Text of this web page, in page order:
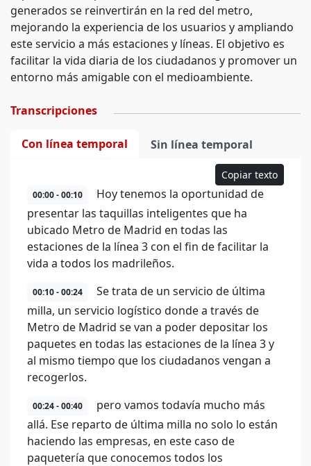
generados se reinvertirán en la red del metro,
mejorando la experiencia de los usuarios y ampliando
este servicio a más estaciones y líneas. El objetivo es
facilitar la vida diaria de los ciudadanos y promover un
entorno más amigable con el medioambiente.
Transcripciones
Con línea temporal Sin línea temporal
Copiar texto
00:00 - 00:10
Hoy tenemos la oportunidad de
presentar las taquillas inteligentes que ha
ubicado Metro de Madrid en todas las
estaciones de la línea 3 con el fin de facilitar la
vida a todos los madrileños.
00:10 - 00:24
Se trata de un servicio de última
milla, un servicio logístico donde a través de
Metro de Madrid se van a poder depositar los
paquetes en todas las estaciones de la línea 3 y
al mismo tiempo que los ciudadanos vengan a
recogerlos.
00:24 - 00:40
pero vamos todavía mucho más
allá. Ese reparto de última milla no solo lo están
haciendo las empresas, en este caso de
paquetería que conocemos todos los